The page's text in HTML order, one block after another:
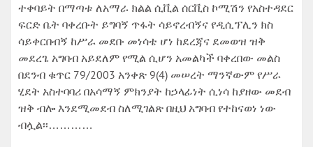
ተቀባይት በማጣቱ ለአማራ ክልል ሲቪል ሰርቪስ ኮሚሽን የአስተዳደር
ፍርድ ቤት ባቀረቡት ይግባኝ ጥፋት ሳይኖረብኝና የዲሲፕሊን ክስ
ሳይቀርበብኝ ከሥራ መደቡ መነሳቴ ሆነ ከደረጃና ደመወዝ ዝቅ
መደረጌ አግባብ አይደለም የሚል ሲሆን አመልካች ባቀረበው መልስ
በደንብ ቁጥር 79/2003 አንቀጽ 9(4) መሠረት ማንኛውም የሥራ
ሂደት አስተባባሪ በአሳማኝ ምክንያት ከኃላፊነት ሲነሳ ከያዘው መደብ
ዝቅ ብሎ እንደሚመደብ ስለሚገልጽ በዚህ አግባብ የተከናወነ ነው
ብሏል፡፡…………